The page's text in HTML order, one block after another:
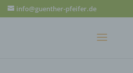
info@guenther-pfeifer.de